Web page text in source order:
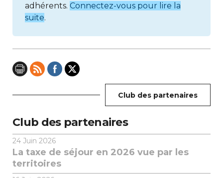
adhérents. Connectez-vous pour lire la
suite.
Club des partenaires
Club des partenaires
24 Juin 2026
La taxe de séjour en 2026 vue par les
territoires